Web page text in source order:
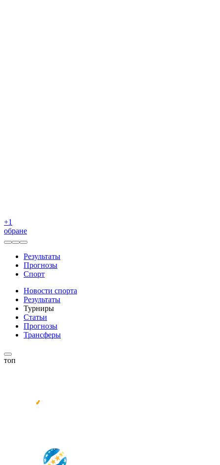
+1
обране
Результаты
Прогнозы
Спорт
Новости спорта
Результаты
Турниры
Статьи
Прогнозы
Трансферы
топ